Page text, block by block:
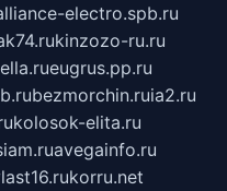
electro.spb.ru
kinzozo-ru.ru
eugrus.pp.ru
bezmorchin.ruia2.ru
kolosok-elita.ru
avegainfo.ru
korru.net